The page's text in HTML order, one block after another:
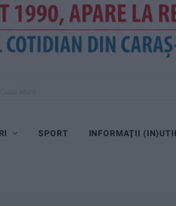
SPORT INFORMAŢII